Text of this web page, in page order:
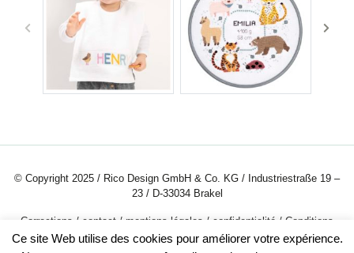
© Copyright 2025 / Rico Design GmbH & Co. KG / Industriestraße 19 –
23 / D-33034 Brakel
Corrections / contact / mentions légales / confidentialité / Conditions
générales/Portrait de la société/Carriere
Ce site Web utilise des cookies pour améliorer votre expérience.